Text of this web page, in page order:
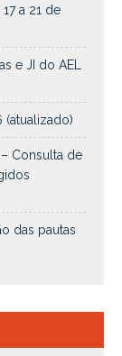
a 21 de
e JI do AEL
(atualizado)
– Consulta de
das pautas